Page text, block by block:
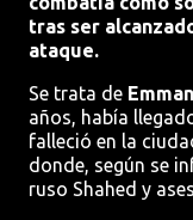
tras ser
ataque.
Se trata de
años, había
falleció en la
donde, según se
ruso Shahed y